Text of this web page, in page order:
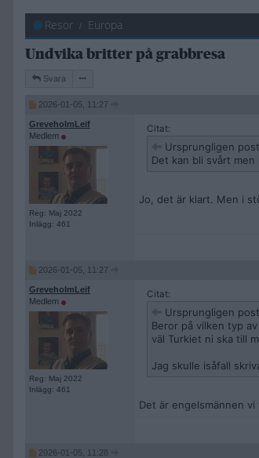
Resor Europa
Undvika britter på grabbresa
Svara
2026-01-05, 11:27
GreveholmLeif
Medlem
Reg: Maj 2022
Inlägg: 461
Citat:
Ursprungligen
Det kan bli svårt
Jo, det är klart. Men i
2026-01-05, 11:27
GreveholmLeif
Medlem
Reg: Maj 2022
Inlägg: 461
Citat:
Ursprungligen
Beror på vilken typ
väl Turkiet ni ska till
Jag skulle isåfall
Det är engelsmännen
2026-01-05, 11:28